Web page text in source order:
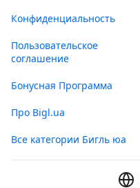
Конфиденциальность
Пользовательское
соглашение
Бонусная Программа
Про Bigl.ua
Все категории Бигль юа